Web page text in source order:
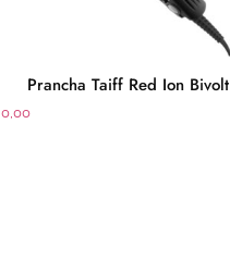
Prancha Taiff Red Ion Bivolt
0,00